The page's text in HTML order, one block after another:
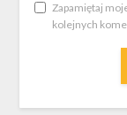
Zapamiętaj
kolejnych